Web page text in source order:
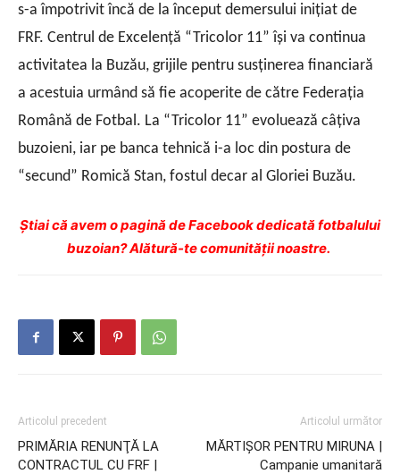
s-a împotrivit încă de la început demersului iniţiat de
FRF. Centrul de Excelenţă “Tricolor 11” îşi va continua
activitatea la Buzău, grijile pentru susţinerea financiară
a acestuia urmând să fie acoperite de către Federaţia
Română de Fotbal. La “Tricolor 11” evoluează câţiva
buzoieni, iar pe banca tehnică i-a loc din postura de
“secund” Romică Stan, fostul decar al Gloriei Buzău.
Ştiai că avem o pagină de Facebook dedicată fotbalului
buzoian? Alătură-te comunității noastre.
Articolul precedent
PRIMĂRIA RENUNŢĂ LA
CONTRACTUL CU FRF |
Articolul următor
MĂRTIŞOR PENTRU MIRUNA |
Campanie umanitară